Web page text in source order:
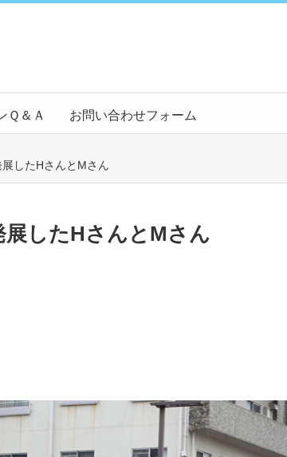
Ｑ＆Ａ お問い合わせフォーム
したHさんとMさん
したHさんとMさん